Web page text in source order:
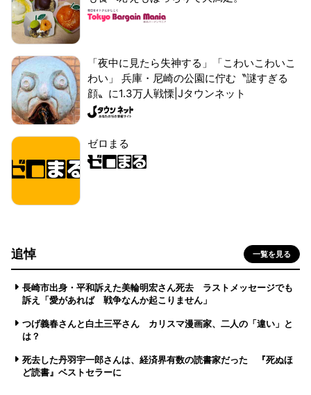
「夜中に見たら失神する」「こわいこわいこ
わい」 兵庫・尼崎の公園に佇む〝謎すぎる
顔〟に1.3万人戦慄|Jタウンネット
ゼロまる
追悼 一覧を見る
長崎市出身・平和訴えた美輪明宏さん死去 ラストメッセージでも
訴え「愛があれば 戦争なんか起こりません」
つげ義春さんと白土三平さん カリスマ漫画家、二人の「違い」と
は？
死去した丹羽宇一郎さんは、経済界有数の読書家だった 『死ぬほ
ど読書』ベストセラーに